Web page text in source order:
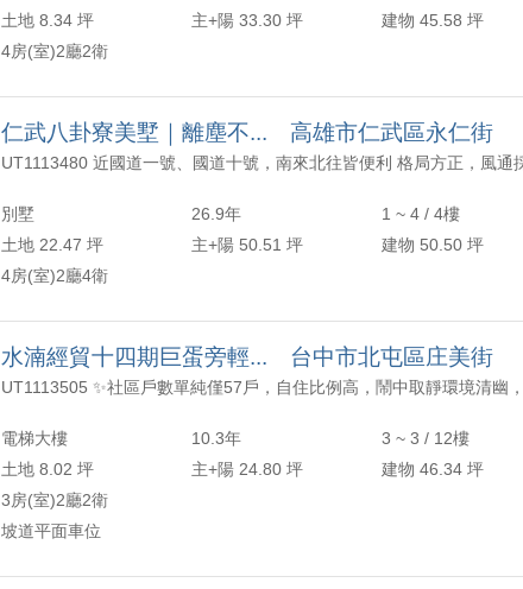
土地 8.34 坪
主+陽 33.30 坪
建物 45.58 坪
4房(室)2廳2衛
仁武八卦寮美墅｜離塵不... 高雄市仁武區永仁街
別墅 26.9年
1 ~ 4 / 4樓
土地 22.47 坪
主+陽 50.51 坪
建物 50.50 坪
4房(室)2廳4衛
水湳經貿十四期巨蛋旁輕... 台中市北屯區庄美街
電梯大樓 10.3年
3 ~ 3 / 12樓
土地 8.02 坪
主+陽 24.80 坪
建物 46.34 坪
3房(室)2廳2衛
坡道平面車位